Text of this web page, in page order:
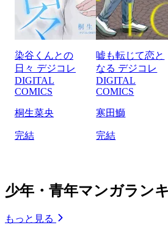
染谷くんとの
日々 デジコレ
DIGITAL
COMICS
桐生菜央
完結
嘘も転じて恋と
なる デジコレ
DIGITAL
COMICS
寒田鰤
完結
少年・青年マンガラン
もっと見る